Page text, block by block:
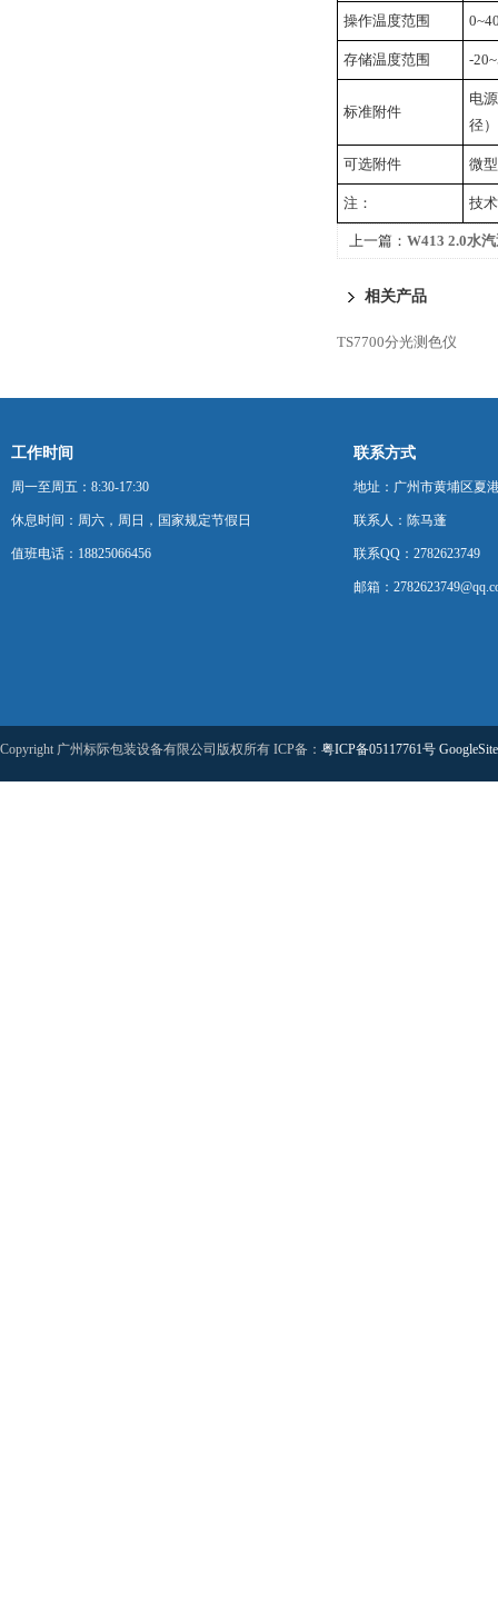
操作温度范围
存储温度范围 -
标准附件
电
径）
可选附件 微
注： 技
上一篇： W413 2.0水
相关产品
TS7700分光测色仪
工作时间
周一至周五：8:30-17:30
休息时间：周六，周日，国家规定节假日
值班电话：18825066456
联系方式
地址：广州市黄埔区夏
联系人：陈马蓬
联系QQ：2782623749
邮箱：
Copyright 广州标际包装设备有限公司版权所有 ICP备： 粤ICP备05117761号